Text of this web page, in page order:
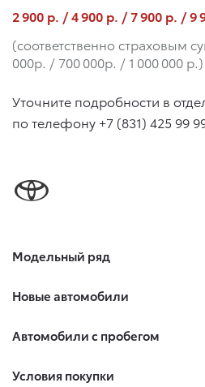
2 900 р. / 4 900 р. / 7 900 р. / 9
(соответственно страховым
000р. / 700 000р. / 1 000 000 р.)
Уточните подробности в
по телефону +7 (831) 425 99
Модельный ряд
Новые автомобили
Автомобили с пробегом
Условия покупки